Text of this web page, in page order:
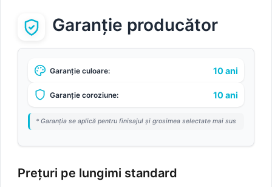
Garanție producător
Garanție culoare: 10 ani
Garanție coroziune: 10 ani
* Garanția se aplică pentru finisajul și grosimea selectate mai sus
Prețuri pe lungimi standard